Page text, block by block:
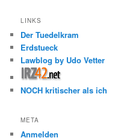
LINKS
Der Tuedelkram
Erdstueck
Lawblog by Udo Vetter
NOCH kritischer als ich
META
Anmelden